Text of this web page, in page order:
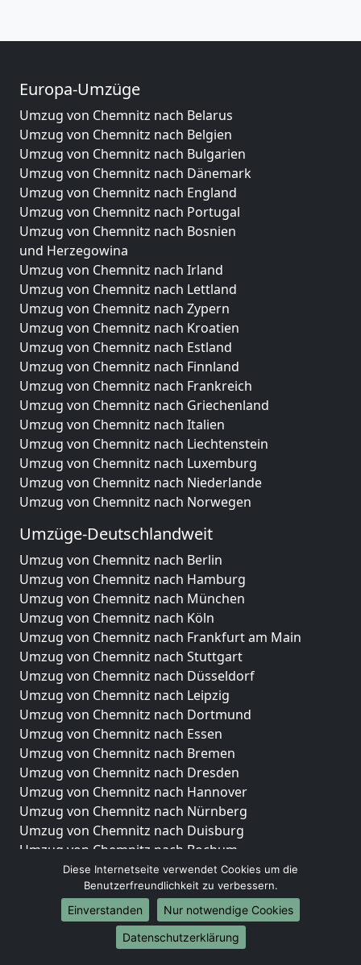
Europa-Umzüge
Umzug von Chemnitz nach Belarus
Umzug von Chemnitz nach Belgien
Umzug von Chemnitz nach Bulgarien
Umzug von Chemnitz nach Dänemark
Umzug von Chemnitz nach England
Umzug von Chemnitz nach Portugal
Umzug von Chemnitz nach Bosnien
und Herzegowina
Umzug von Chemnitz nach Irland
Umzug von Chemnitz nach Lettland
Umzug von Chemnitz nach Zypern
Umzug von Chemnitz nach Kroatien
Umzug von Chemnitz nach Estland
Umzug von Chemnitz nach Finnland
Umzug von Chemnitz nach Frankreich
Umzug von Chemnitz nach Griechenland
Umzug von Chemnitz nach Italien
Umzug von Chemnitz nach Liechtenstein
Umzug von Chemnitz nach Luxemburg
Umzug von Chemnitz nach Niederlande
Umzug von Chemnitz nach Norwegen
Umzüge-Deutschlandweit
Umzug von Chemnitz nach Berlin
Umzug von Chemnitz nach Hamburg
Umzug von Chemnitz nach München
Umzug von Chemnitz nach Köln
Umzug von Chemnitz nach Frankfurt am Main
Umzug von Chemnitz nach Stuttgart
Umzug von Chemnitz nach Düsseldorf
Umzug von Chemnitz nach Leipzig
Umzug von Chemnitz nach Dortmund
Umzug von Chemnitz nach Essen
Umzug von Chemnitz nach Bremen
Umzug von Chemnitz nach Dresden
Umzug von Chemnitz nach Hannover
Umzug von Chemnitz nach Nürnberg
Umzug von Chemnitz nach Duisburg
Umzug von Chemnitz nach Bochum
Umzug von Chemnitz nach Wuppertal
Umzug von Chemnitz nach Bielefeld
Umzug von Chemnitz nach Bonn
Umzug von Chemnitz nach Münster
Diese Internetseite verwendet Cookies um die
Benutzerfreundlichkeit zu verbessern.
Einverstanden
Nur notwendige Cookies
Datenschutzerklärung